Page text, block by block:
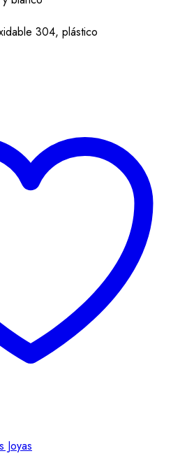
304, plástico
Joyas